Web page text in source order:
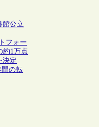
館公立
フォー
約1万点
決定
間の転